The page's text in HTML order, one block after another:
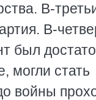
В-
В-
был
могли стать
войны